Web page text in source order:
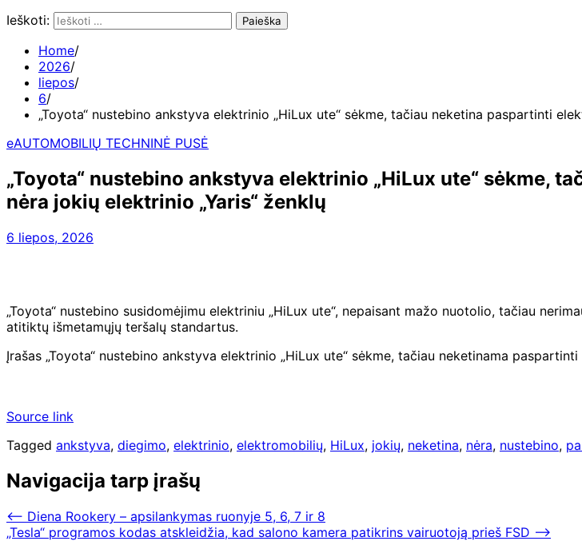
Ieškoti:
Home
2026
liepos
6
„Toyota“ nustebino ankstyva elektrinio „HiLux ute“ sėkme, tačiau neketina paspartinti
eAUTOMOBILIŲ TECHNINĖ PUSĖ
„Toyota“ nustebino ankstyva elektrinio „HiLux ute“ sėkme,
nėra jokių elektrinio „Yaris“ ženklų
6 liepos, 2026
„Toyota“ nustebino susidomėjimu elektriniu „HiLux ute“, nepaisant mažo nuotolio, tačiau
atitiktų išmetamųjų teršalų standartus.
Įrašas „Toyota“ nustebino ankstyva elektrinio „HiLux ute“ sėkme, tačiau neketinama
Source link
Tagged ankstyva, diegimo, elektrinio, elektromobilių, HiLux, jokių, neketina, nėra, nustebino,
Navigacija tarp įrašų
⟵ Diena Rookery – apsilankymas ruonyje 5, 6, 7 ir 8
„Tesla“ programos kodas atskleidžia, kad salono kamera patikrins vairuotoją prieš FSD ⟶